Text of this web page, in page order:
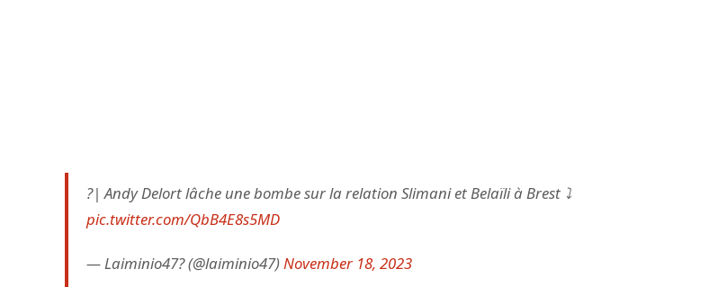
?| Andy Delort lâche une bombe sur la relation Slimani et Belaïli à Brest ⤵️
pic.twitter.com/QbB4E8s5MD
— Laiminio47? (@laiminio47)November 18, 2023